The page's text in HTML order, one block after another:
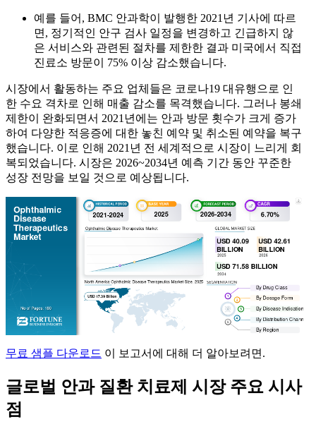
예를 들어, BMC 안과학이 발행한 2021년 기사에 따르
면, 정기적인 안구 검사 일정을 변경하고 긴급하지 않
은 서비스와 관련된 절차를 제한한 결과 미국에서 직접
진료소 방문이 75% 이상 감소했습니다.
시장에서 활동하는 주요 업체들은 코로나19 대유행으로 인
한 수요 격차로 인해 매출 감소를 목격했습니다. 그러나 봉쇄
제한이 완화되면서 2021년에는 안과 방문 횟수가 크게 증가
하여 다양한 적응증에 대한 놓친 예약 및 취소된 예약을 복구
했습니다. 이로 인해 2021년 전 세계적으로 시장이 느리게 회
복되었습니다. 시장은 2026~2034년 예측 기간 동안 꾸준한
성장 전망을 보일 것으로 예상됩니다.
무료 샘플 다운로드 이 보고서에 대해 더 알아보려면.
글로벌 안과 질환 치료제 시장 주요 시사
점